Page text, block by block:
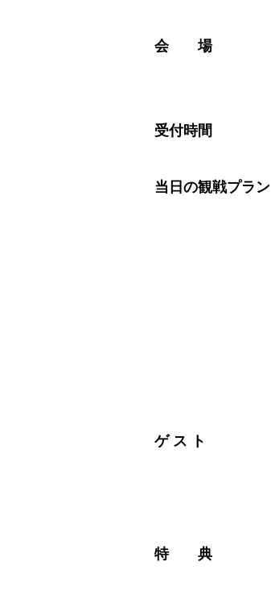
会 場
受付時間
当日の観戦プラン
ゲ ス ト
特 典